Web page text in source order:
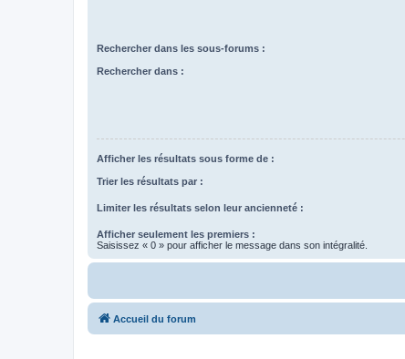
Rechercher dans les sous-forums :
Rechercher dans :
Afficher les résultats sous forme de :
Trier les résultats par :
Limiter les résultats selon leur ancienneté :
Afficher seulement les premiers :
Saisissez « 0 » pour afficher le message dans son intégralité.
Accueil du forum